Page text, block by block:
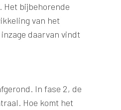
Het bijbehorende
van het
daarvan vindt
In fase 2, de
Hoe komt het